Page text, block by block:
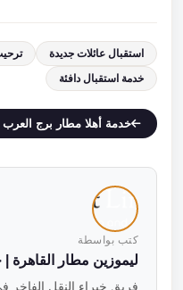
استقبال عائلات جديدة ترحيب
خدمة استقبال دافئة
خدمة أهلا مطار برج العرب
كتب بواسطة
ليموزين مطار القاهرة |